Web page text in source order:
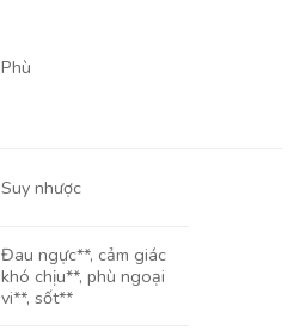
Phù
Suy nhược
Đau ngực**, cảm giác
khó chịu**, phù ngoại
vi**, sốt**